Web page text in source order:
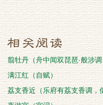
翦牡丹（舟中闻双琵琶·般涉调
满江红（自赋）
荔支香近（乐府有荔支香调，